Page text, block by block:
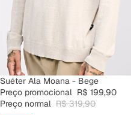
PROMOÇÃO
Suéter Ala Moana - Bege
Preço promocional R$ 199,90
Preço normal R$ 319,90